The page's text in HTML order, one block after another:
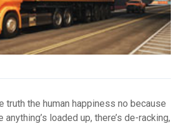
truth the human happiness no because
loaded up, there’s de-racking,